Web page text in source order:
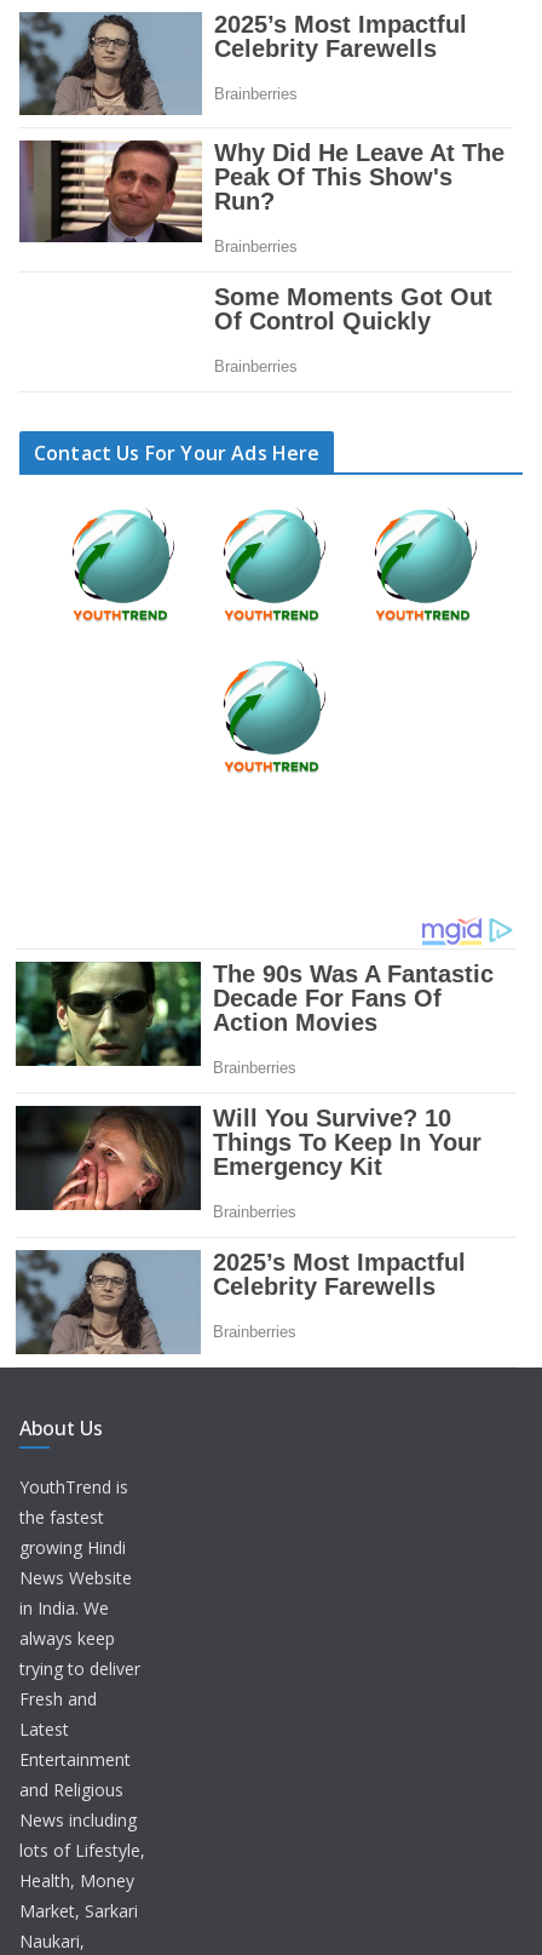
Contact Us For Your Ads Here
About Us
YouthTrend is
the fastest
growing Hindi
News Website
in India. We
always keep
trying to deliver
Fresh and
Latest
Entertainment
and Religious
News including
lots of Lifestyle,
Health, Money
Market, Sarkari
Naukari,